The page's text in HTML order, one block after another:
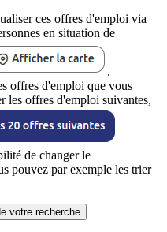
ces offres d'emploi via
en situation de
.
offres d'emploi que vous
les offres d'emploi suivantes,
de changer le
pouvez par exemple les trier
votre recherche